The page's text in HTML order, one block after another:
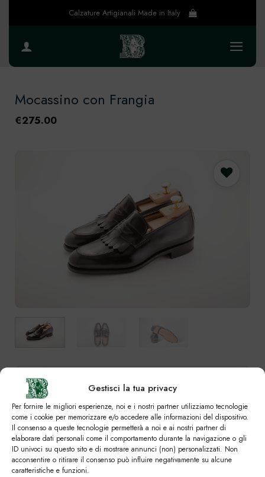
Gestisci la tua privacy
Per fornire le migliori esperienze, noi e i nostri partner utilizziamo tecnologie
come i cookie per memorizzare e/o accedere alle informazioni del dispositivo.
Il consenso a queste tecnologie permetterà a noi e ai nostri partner di
elaborare dati personali come il comportamento durante la navigazione o gli
ID univoci su questo sito e di mostrare annunci (non) personalizzati. Non
acconsentire o ritirare il consenso può influire negativamente su alcune
caratteristiche e funzioni.
Calzature Artigianali Made in Italy
Mocassino con Frangia
€275.00
Colori
Numero
39 39,5 40